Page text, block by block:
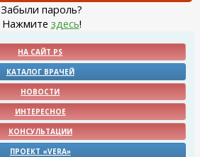
Забыли пароль?
Нажмите здесь!
НА САЙТ PS
КАТАЛОГ ВРАЧЕЙ
НОВОСТИ
ИНТЕРЕСНОЕ
КОНСУЛЬТАЦИИ
ПРОЕКТ «VERA»